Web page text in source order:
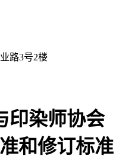
路3号2楼
印染师协会
和修订标准